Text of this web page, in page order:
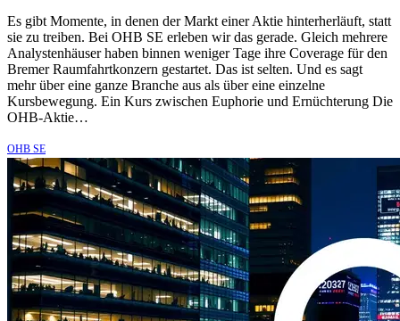
Es gibt Momente, in denen der Markt einer Aktie hinterherläuft, statt
sie zu treiben. Bei OHB SE erleben wir das gerade. Gleich mehrere
Analystenhäuser haben binnen weniger Tage ihre Coverage für den
Bremer Raumfahrtkonzern gestartet. Das ist selten. Und es sagt
mehr über eine ganze Branche aus als über eine einzelne
Kursbewegung. Ein Kurs zwischen Euphorie und Ernüchterung Die
OHB-Aktie…
OHB SE